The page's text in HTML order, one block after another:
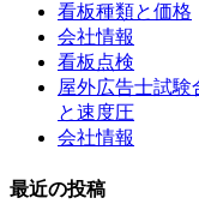
看板種類と価格
会社情報
看板点検
屋外広告士試
と速度圧
会社情報
最近の投稿